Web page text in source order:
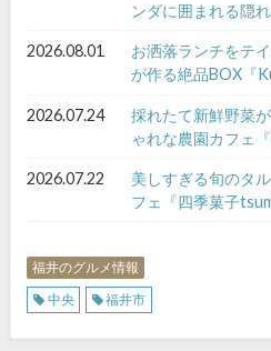
ンダに囲まれる隠
2026.08.01
お洒落ランチをテ
が作る絶品BOX『
2026.07.24
採れたて新鮮野菜
ゃれな農園カフェ
2026.07.22
美しすぎる旬のタ
フェ『四季菓子
福井のグルメ情報
中央
福井市